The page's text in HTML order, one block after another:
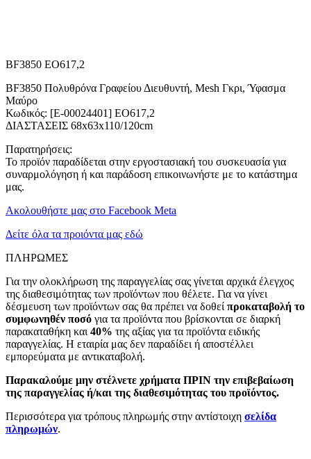
BF3850 EO617,2
BF3850 Πολυθρόνα Γραφείου Διευθυντή, Mesh Γκρι, Ύφασμα
Μαύρο
Κωδικός: [Ε-00024401] EO617,2
ΔΙΑΣΤΑΣΕΙΣ 68x63x110/120cm
Παρατηρήσεις:
Το προϊόν παραδίδεται στην εργοστασιακή του συσκευασία για
συναρμολόγηση ή και παράδοση επικοινωνήστε με το κατάστημα
μας.
Ακολουθήστε μας στο Facebook Meta
Δείτε όλα τα προιόντα μας εδώ
ΠΛΗΡΩΜΕΣ
Για την ολοκλήρωση της παραγγελίας σας γίνεται αρχικά έλεγχος
της διαθεσιμότητας των προϊόντων που θέλετε. Για να γίνει
δέσμευση των προϊόντων σας θα πρέπει να δοθείπροκαταβολή το
συμφωνηθέν ποσό για τα προϊόντα που βρίσκονται σε διαρκή
παρακαταθήκη και40% της αξίας για τα προϊόντα ειδικής
παραγγελίας. Η εταιρία μας δεν παραδίδει ή αποστέλλει
εμπορεύματα με αντικαταβολή.
Παρακαλούμε μην στέλνετε χρήματα ΠΡΙΝ την επιβεβαίωση
της παραγγελίας ή/και της διαθεσιμότητας του προϊόντος.
Περισσότερα για τρόπους πληρωμής στην αντίστοιχη σελίδα
πληρωμών.